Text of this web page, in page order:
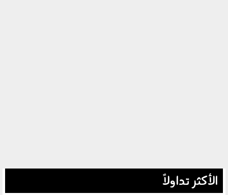
الأكثر تداولاً